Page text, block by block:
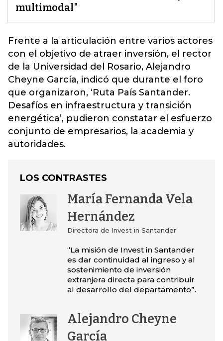
multimodal"
Frente a la articulación entre varios actores
con el objetivo de atraer inversión, el rector
de la Universidad del Rosario, Alejandro
Cheyne García, indicó que durante el foro
que organizaron, ‘Ruta País Santander.
Desafíos en infraestructura y transición
energética’, pudieron constatar el esfuerzo
conjunto de empresarios, la academia y
autoridades.
LOS CONTRASTES
María Fernanda Vela
Hernández
Directora de Invest in Santander
“La misión de Invest in Santander
es dar continuidad al ingreso y al
sostenimiento de inversión
extranjera directa para contribuir
al desarrollo del departamento”.
Alejandro Cheyne
García